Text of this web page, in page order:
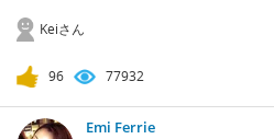
Keiさん
96 77932
Emi Ferrie